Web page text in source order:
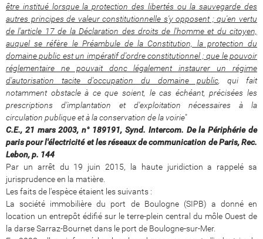
être institué lorsque la protection des libertés ou la sauvegarde des
autres principes de valeur constitutionnelle s'y opposent ; qu'en vertu
de l'article 17 de la Déclaration des droits de l'homme et du citoyen,
auquel se réfère le Préambule de la Constitution, la protection du
domaine public est un impératif d'ordre constitutionnel ; que le pouvoir
réglementaire ne pouvait donc légalement instaurer un régime
d'autorisation tacite d'occupation du domaine public, qui fait
notamment obstacle à ce que soient, le cas échéant, précisées les
prescriptions d'implantation et d'exploitation nécessaires à la
circulation publique et à la conservation de la voirie"
C.E., 21 mars 2003, n° 189191, Synd. Intercom. De la Périphérie de
paris pour l'électricité et les réseaux de communication de Paris, Rec.
Lebon, p. 144
Par un arrêt du 19 juin 2015, la haute juridiction a rappelé sa
jurisprudence en la matière.
Les faits de l'espèce étaient les suivants :
La société immobilière du port de Boulogne (SIPB) a donné en
location un entrepôt édifié sur le terre-plein central du môle Ouest de
la darse Sarraz-Bournet dans le port de Boulogne-sur-Mer.